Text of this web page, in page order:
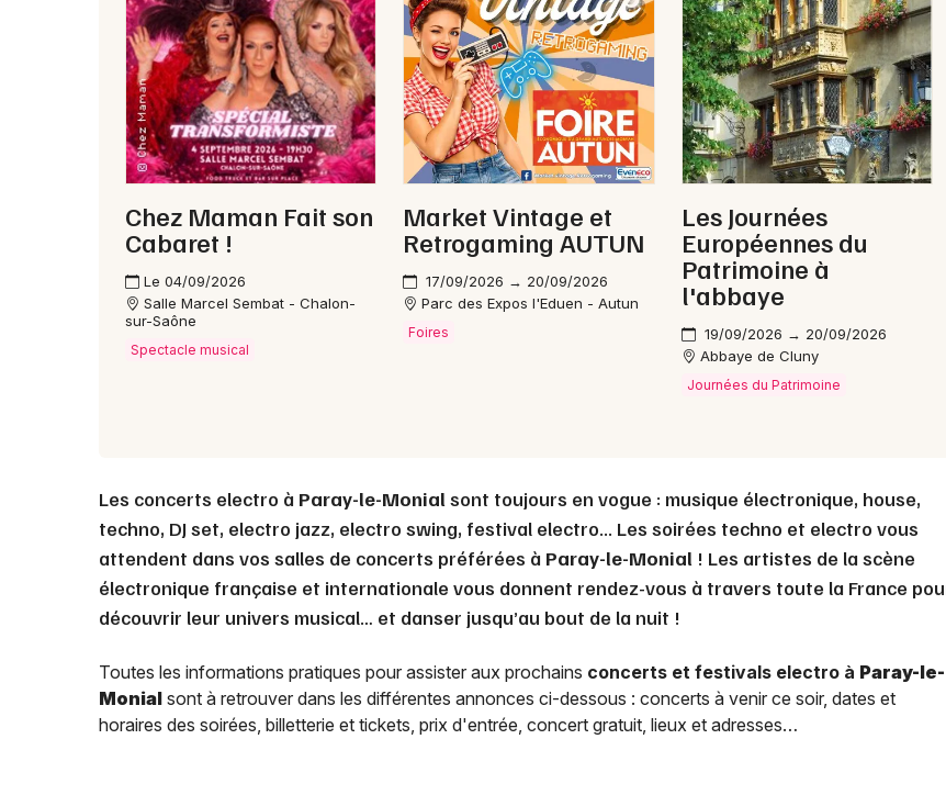
71 - Saône-et-Loire
Choisir mes départements
Mon email
Je m'abonne
Chez Maman Fait son
Cabaret !
Le 04/09/2026
Salle Marcel Sembat - Chalon-
sur-Saône
Spectacle musical
Market Vintage et
Retrogaming AUTUN
17/09/2026 → 20/09/2026
Parc des Expos l'Eduen - Autun
Foires
Les Journées
Européennes du
Patrimoine à
l'abbaye
19/09/2026 → 20/09/2026
Abbaye de Cluny
Journées du Patrimoine
Les concerts electro à Paray-le-Monial sont toujours en vogue : musique électronique, house,
techno, DJ set, electro jazz, electro swing, festival electro... Les soirées techno et electro vous
attendent dans vos salles de concerts préférées à Paray-le-Monial ! Les artistes de la scène
électronique française et internationale vous donnent rendez-vous à travers toute la France
découvrir leur univers musical… et danser jusqu’au bout de la nuit !
Toutes les informations pratiques pour assister aux prochains concerts et festivals electro à Paray-le-
Monial sont à retrouver dans les différentes annonces ci-dessous : concerts à venir ce soir, dates et
horaires des soirées, billetterie et tickets, prix d'entrée, concert gratuit, lieux et adresses…